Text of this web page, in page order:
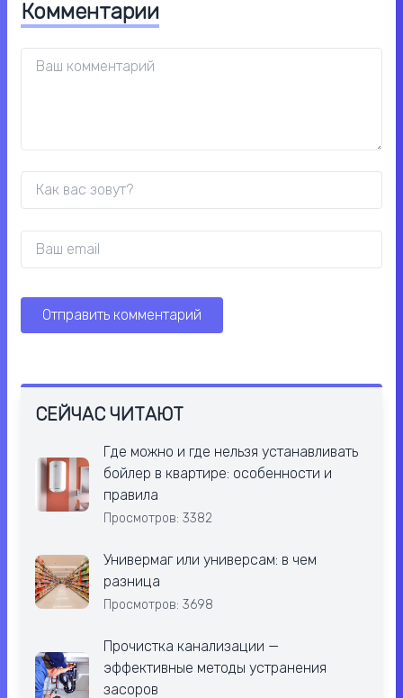
Комментарии
СЕЙЧАС ЧИТАЮТ
Где можно и где нельзя устанавливать
бойлер в квартире: особенности и
правила
Просмотров: 3382
Универмаг или универсам: в чем
разница
Просмотров: 3698
Прочистка канализации —
эффективные методы устранения
засоров